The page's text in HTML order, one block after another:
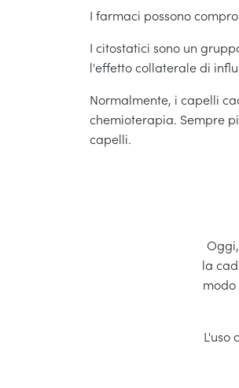
I farmaci possono
I citostatici sono un
l'effetto collaterale di
Normalmente, i capelli
chemioterapia. Sempre
capelli.
la
L'uso